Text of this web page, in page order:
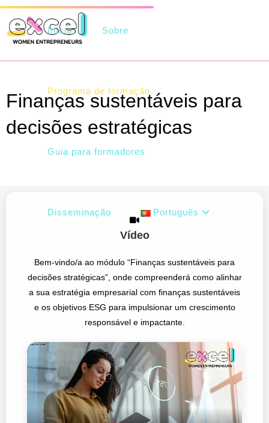
Início Sobre
Programa de formação
Guia para formadores
Disseminação Português
Finanças sustentáveis para
decisões estratégicas
Vídeo
Bem-vindo/a ao módulo “Finanças sustentáveis para
decisões stratégicas”, onde compreenderá como alinhar
a sua estratégia empresarial com finanças sustentáveis
e os objetivos ESG para impulsionar um crescimento
responsável e impactante.